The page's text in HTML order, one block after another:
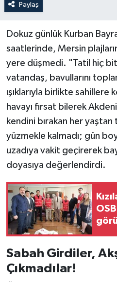
Paylaş
Dokuz günlük Kurban
saatlerinde, Mersin
yere düşmedi. "Tatil hiç
vatandaş, bavullarını
ışıklarıyla birlikte sahillere
havayı fırsat bilerek
kendini bırakan her
yüzmekle kalmadı; gün
uzadıya vakit geçirerek
doyasıya değerlendirdi.
Sabah Girdiler,
Çıkmadılar!